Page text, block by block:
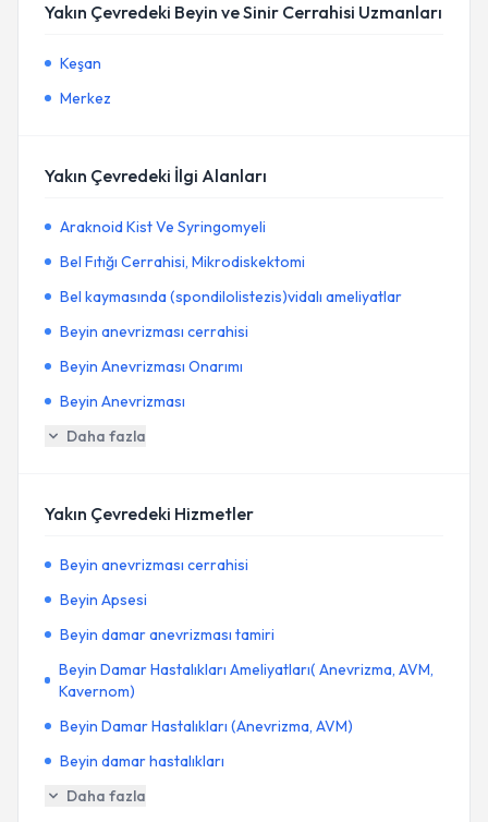
Yakın Çevredeki Beyin ve Sinir Cerrahisi Uzmanları
Keşan
Merkez
Yakın Çevredeki İlgi Alanları
Araknoid Kist Ve Syringomyeli
Bel Fıtığı Cerrahisi, Mikrodiskektomi
Bel kaymasında (spondilolistezis)vidalı ameliyatlar
Beyin anevrizması cerrahisi
Beyin Anevrizması Onarımı
Beyin Anevrizması
Daha fazla
Yakın Çevredeki Hizmetler
Beyin anevrizması cerrahisi
Beyin Apsesi
Beyin damar anevrizması tamiri
Beyin Damar Hastalıkları Ameliyatları( Anevrizma, AVM,
Kavernom)
Beyin Damar Hastalıkları (Anevrizma, AVM)
Beyin damar hastalıkları
Daha fazla